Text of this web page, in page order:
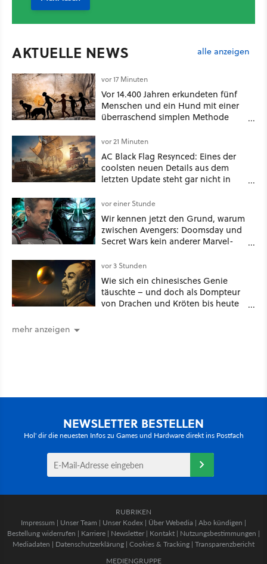
AKTUELLE NEWS alle anzeigen
vor 17 Minuten
Vor 14.400 Jahren erkundeten fünf
Menschen und ein Hund mit einer
überraschend simplen Methode
Spuren für die Ewigkeit
vor 21 Minuten
AC Black Flag Resynced: Eines der
coolsten neuen Details aus dem
letzten Update steht gar nicht in
vor einer Stunde
Wir kennen jetzt den Grund, warum
zwischen Avengers: Doomsday und
Secret Wars kein anderer Marvel-
vor 3 Stunden
Wie sich ein chinesisches Genie
täuschte – und doch als Dompteur
von Drachen und Kröten bis heute
mehr anzeigen
NEWSLETTER BESTELLEN
Hol' dir die neuesten Infos zu Games und Hardware direkt ins Postfach
RUBRIKEN
Impressum | Unser Team | Unser Kodex | Über Webedia | Abo kündigen |
Bestellung widerrufen | Karriere | Newsletter | Kontakt | Nutzungsbestimmungen |
Mediadaten | Datenschutzerklärung | Cookies & Tracking | Transparenzbericht
MEDIENGRUPPE